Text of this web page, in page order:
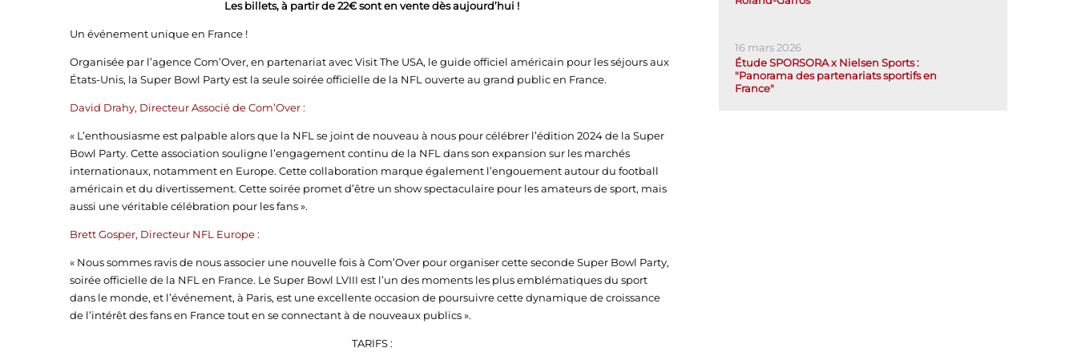
Les billets, à partir de 22€ sont en vente dès aujourd’hui !
Un événement unique en France !
Organisée par l’agence Com’Over, en partenariat avec Visit The USA, le guide officiel américain pour les séjours aux
États-Unis, la Super Bowl Party est la seule soirée officielle de la NFL ouverte au grand public en France.
David Drahy, Directeur Associé de Com’Over :
« L’enthousiasme est palpable alors que la NFL se joint de nouveau à nous pour célébrer l’édition 2024 de la Super
Bowl Party. Cette association souligne l’engagement continu de la NFL dans son expansion sur les marchés
internationaux, notamment en Europe. Cette collaboration marque également l’engouement autour du football
américain et du divertissement. Cette soirée promet d’être un show spectaculaire pour les amateurs de sport, mais
aussi une véritable célébration pour les fans ».
Brett Gosper, Directeur NFL Europe :
« Nous sommes ravis de nous associer une nouvelle fois à Com’Over pour organiser cette seconde Super Bowl Party,
soirée officielle de la NFL en France. Le Super Bowl LVIII est l’un des moments les plus emblématiques du sport
dans le monde, et l’événement, à Paris, est une excellente occasion de poursuivre cette dynamique de croissance
de l’intérêt des fans en France tout en se connectant à de nouveaux publics ».
TARIFS :
16 mars 2026
Étude SPORSORA x Nielsen Sports :
"Panorama des partenariats sportifs en
France"